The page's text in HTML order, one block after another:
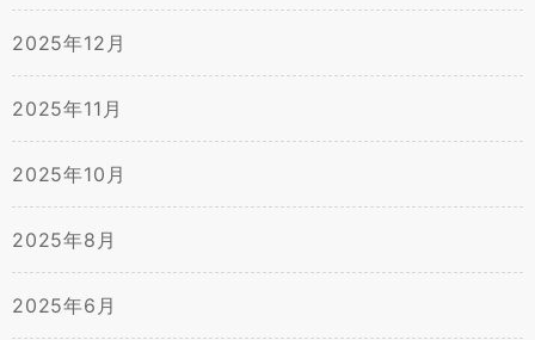
2025年12月
2025年11月
2025年10月
2025年8月
2025年6月